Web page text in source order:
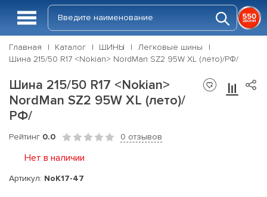
Главная Каталог ШИНЫ
Легковые шины
Шина 215/50 R17 <Nokian> NordMan SZ2 95W XL (лето)/РФ/
Шина 215/50 R17 <Nokian>
NordMan SZ2 95W XL (лето)/
РФ/
Рейтинг 0.0 0 отзывов
Нет в наличии
Артикул: NoK17-47